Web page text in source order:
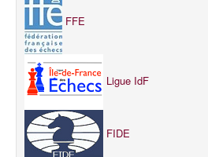
FFE
Ligue IdF
FIDE